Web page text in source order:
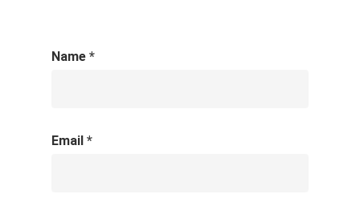
Name *
Email *